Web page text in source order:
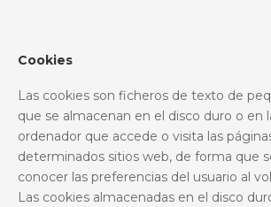
Cookies
Las cookies son ficheros de texto de
que se almacenan en el disco duro o en
ordenador que accede o visita las
determinados sitios web, de forma que
conocer las preferencias del usuario al
Las cookies almacenadas en el disco